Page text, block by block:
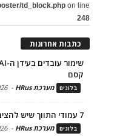
td_block.php on line
248
כתבות אחרונות
קסם
בלוגים מערכת HRus -
7 עמודי התווך שיש להציב בבסיס תהליך הגיוס ומיתוג המעסיק
בלוגים מערכת HRus -